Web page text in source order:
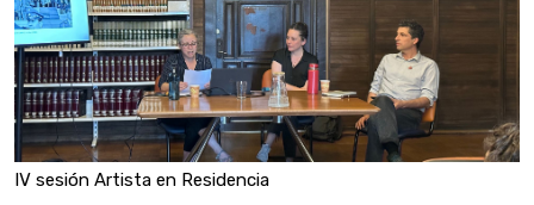
IV sesión Artista en Residencia